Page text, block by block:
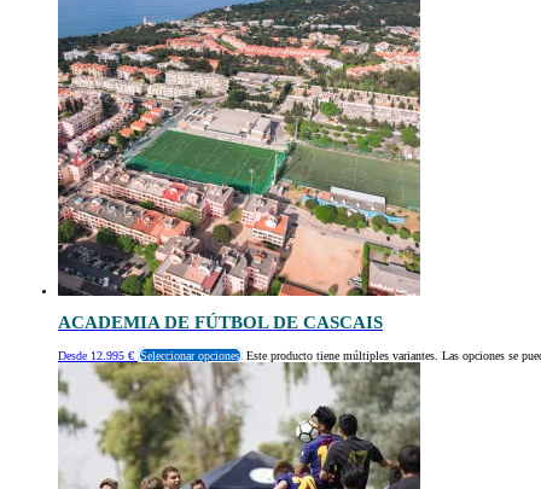
ACADEMIA DE FÚTBOL DE CASCAIS
Desde 12.995 € Seleccionar opciones Este producto tiene múltiples variantes. Las opciones se